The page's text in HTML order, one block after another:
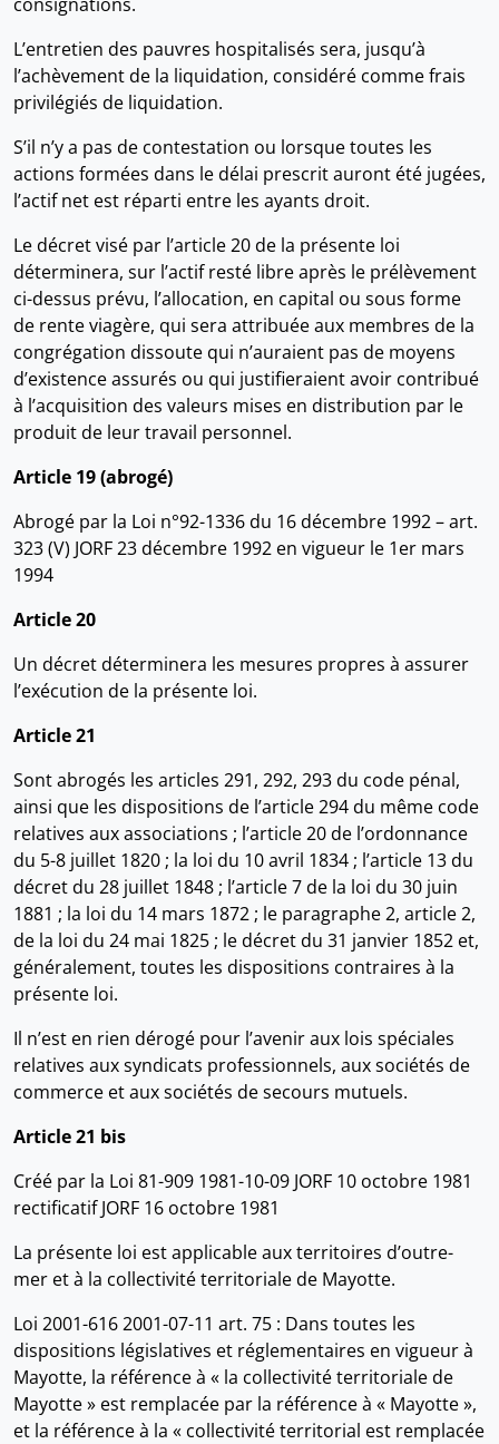
L’entretien des pauvres hospitalisés sera, jusqu’à
l’achèvement de la liquidation, considéré comme frais
privilégiés de liquidation.
S’il n’y a pas de contestation ou lorsque toutes les
actions formées dans le délai prescrit auront été jugées,
l’actif net est réparti entre les ayants droit.
Le décret visé par l’article 20 de la présente loi
déterminera, sur l’actif resté libre après le prélèvement
ci-dessus prévu, l’allocation, en capital ou sous forme
de rente viagère, qui sera attribuée aux membres de la
congrégation dissoute qui n’auraient pas de moyens
d’existence assurés ou qui justifieraient avoir contribué
à l’acquisition des valeurs mises en distribution par le
produit de leur travail personnel.
Article 19 (abrogé)
Abrogé par la Loi n°92-1336 du 16 décembre 1992 – art.
323 (V) JORF 23 décembre 1992 en vigueur le 1er mars
1994
Article 20
Un décret déterminera les mesures propres à assurer
l’exécution de la présente loi.
Article 21
Sont abrogés les articles 291, 292, 293 du code pénal,
ainsi que les dispositions de l’article 294 du même code
relatives aux associations ; l’article 20 de l’ordonnance
du 5-8 juillet 1820 ; la loi du 10 avril 1834 ; l’article 13 du
décret du 28 juillet 1848 ; l’article 7 de la loi du 30 juin
1881 ; la loi du 14 mars 1872 ; le paragraphe 2, article 2,
de la loi du 24 mai 1825 ; le décret du 31 janvier 1852 et,
généralement, toutes les dispositions contraires à la
présente loi.
Il n’est en rien dérogé pour l’avenir aux lois spéciales
relatives aux syndicats professionnels, aux sociétés de
commerce et aux sociétés de secours mutuels.
Article 21 bis
Créé par la Loi 81-909 1981-10-09 JORF 10 octobre 1981
rectificatif JORF 16 octobre 1981
La présente loi est applicable aux territoires d’outre-
mer et à la collectivité territoriale de Mayotte.
Loi 2001-616 2001-07-11 art. 75 : Dans toutes les
dispositions législatives et réglementaires en vigueur à
Mayotte, la référence à « la collectivité territoriale de
Mayotte » est remplacée par la référence à « Mayotte »,
et la référence à la « collectivité territorial est remplacée